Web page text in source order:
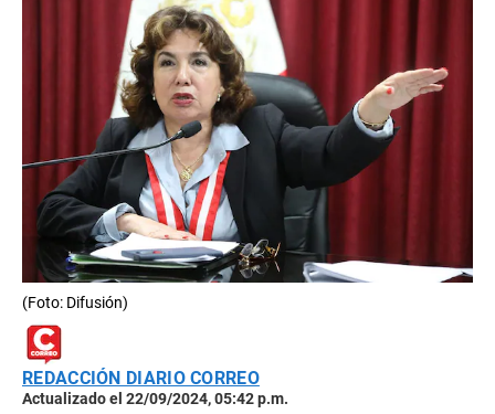
(Foto: Difusión)
REDACCIÓN DIARIO CORREO
Actualizado el 22/09/2024, 05:42 p.m.